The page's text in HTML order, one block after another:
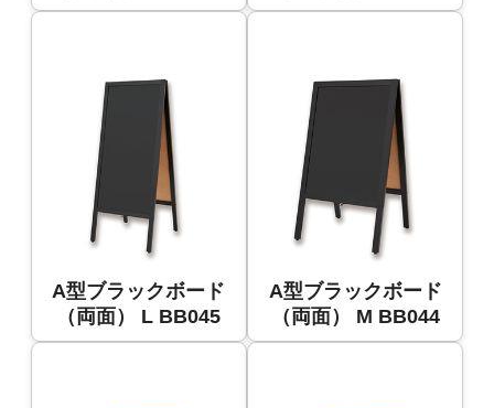
A型ブラックボード
（両面） L BB045
A型ブラックボード
（両面） M BB044